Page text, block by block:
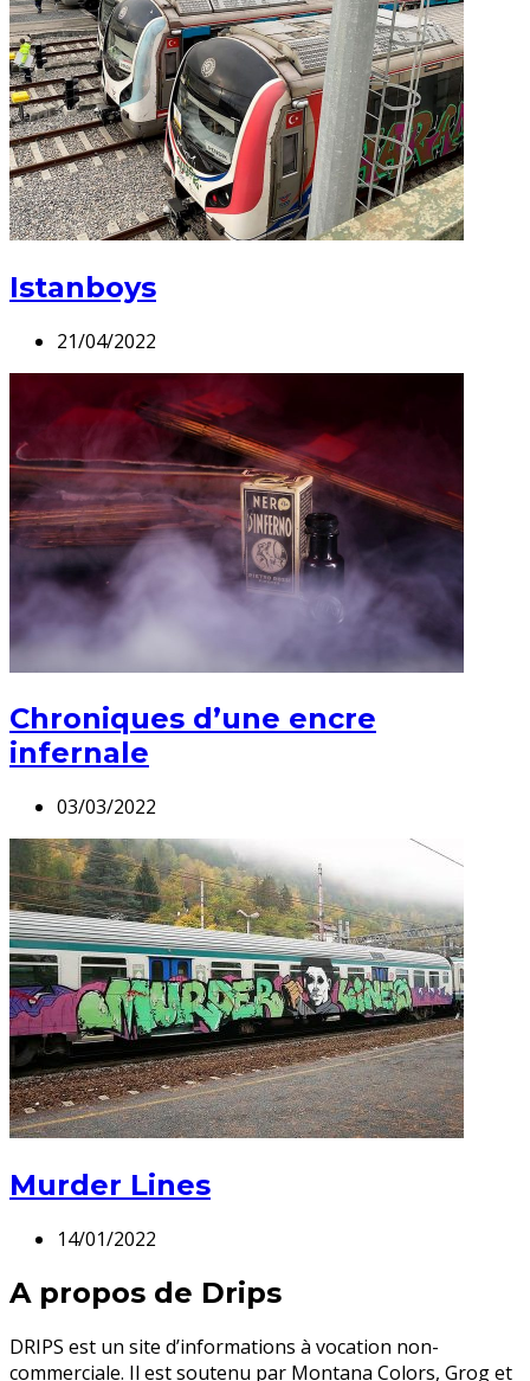
Istanboys
21/04/2022
Chroniques d’une encre
infernale
03/03/2022
Murder Lines
14/01/2022
A propos de Drips
DRIPS est un site d’informations à vocation non-
commerciale. Il est soutenu par Montana Colors, Grog et